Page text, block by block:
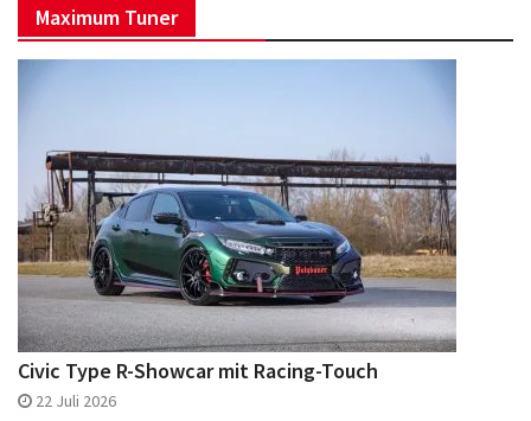
FacebookInstagram
Maximum Tuner
Civic Type R-Showcar mit Racing-Touch
22 Juli 2026